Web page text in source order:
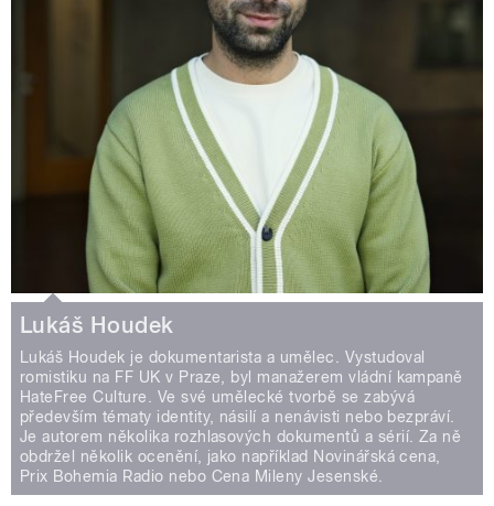
Lukáš Houdek
Lukáš Houdek je dokumentarista a umělec. Vystudoval
romistiku na FF UK v Praze, byl manažerem vládní kampaně
HateFree Culture. Ve své umělecké tvorbě se zabývá
především tématy identity, násilí a nenávisti nebo bezpráví.
Je autorem několika rozhlasových dokumentů a sérií. Za ně
obdržel několik ocenění, jako například Novinářská cena,
Prix Bohemia Radio nebo Cena Mileny Jesenské.